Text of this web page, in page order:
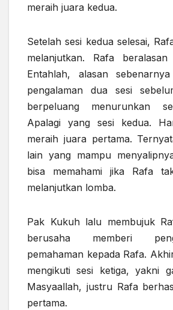
meraih juara kedua.
Setelah sesi kedua selesai,
melanjutkan. Rafa
Entahlah, alasan
pengalaman dua sesi
berpeluang menurunkan
Apalagi yang sesi kedua.
meraih juara pertama.
lain yang mampu
bisa memahami jika Rafa
melanjutkan lomba.
Pak Kukuh lalu membujuk
berusaha memberi
pemahaman kepada Rafa.
mengikuti sesi ketiga, yakni
Masyaallah, justru Rafa
pertama.